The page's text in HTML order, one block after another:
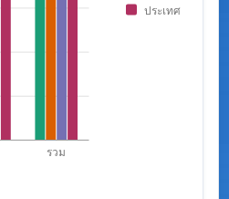
ประเทศ
รวม